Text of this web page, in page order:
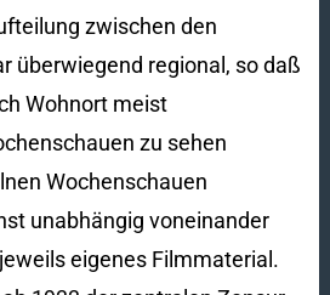
zwischen den
überwiegend regional, so daß
Wohnort meist
zu sehen
Wochenschauen
unabhängig voneinander
eigenes Filmmaterial.